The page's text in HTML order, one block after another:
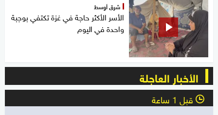
شرق أوسط
الأسر الأكثر حاجة في غزة تكتفي بوجبة
واحدة في اليوم
الأخبار العاجلة
l قبل 1 ساعة